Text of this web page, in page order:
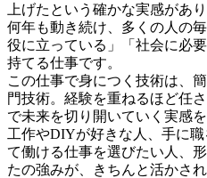
上げたという確かな実感があ
何年も動き続け、多くの人の
役に立っている」「社会に必
持てる仕事です。
この仕事で身につく技術は、
門技術。経験を重ねるほど任
で未来を切り開いていく実感を
工作やDIYが好きな人、手に
て働ける仕事を選びたい人、
たの強みが、きちんと活かさ